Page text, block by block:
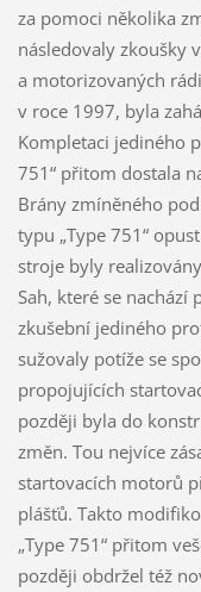
za pomoci několika
následovaly zkoušky
a motorizovaných
v roce 1997, byla
Kompletaci jediného
751“ přitom dostala
Brány zmíněného
typu „Type 751“
stroje byly
Sah, které se nachází
zkušební jediného
sužovaly potíže se
propojujících
později byla do
změn. Tou nejvíce
startovacích motorů
plášťů. Takto
„Type 751“ přitom
později obdržel též